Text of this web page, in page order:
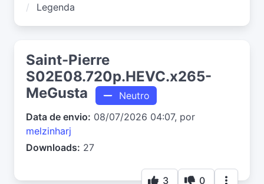
Legenda
Saint-Pierre
S02E08.720p.HEVC.x265-
MeGusta
Neutro
Data de envio: 08/07/2026 04:07, por
melzinharj
Downloads: 27
3 0